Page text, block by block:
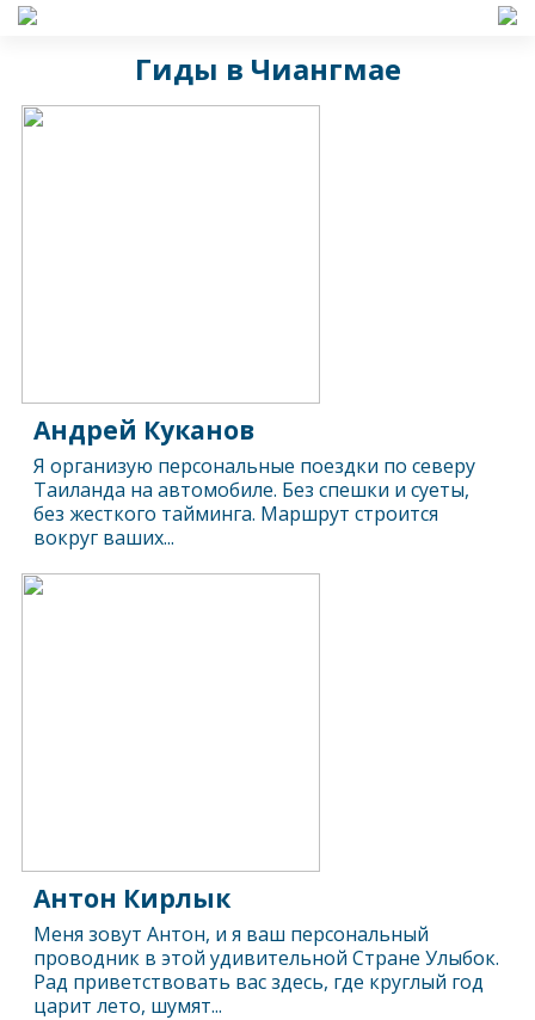
Гиды в Чиангмае
Андрей Куканов
Я организую персональные поездки по северу
Таиланда на автомобиле. Без спешки и суеты,
без жесткого тайминга. Маршрут строится
вокруг ваших...
Антон Кирлык
​Меня зовут Антон, и я ваш персональный
проводник в этой удивительной Стране Улыбок.
Рад приветствовать вас здесь, где круглый год
царит лето, шумят...